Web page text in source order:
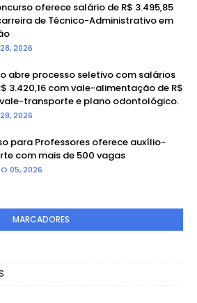
oferece salário de R$ 3.495,85
de Técnico-Administrativo em
2026
abre processo seletivo com salários
3.420,16 com vale-alimentação de R$
transporte e plano odontológico.
2026
para Professores oferece auxílio-
com mais de 500 vagas
05, 2026
MARCADORES